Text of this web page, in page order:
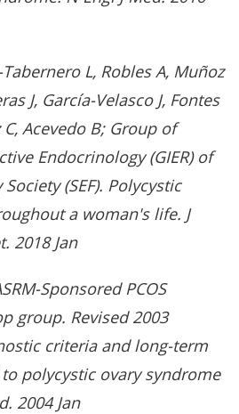
L, Robles A, Muñoz
J, García-Velasco J, Fontes
C, Acevedo B; Group of
Endocrinology (GIER) of
(SEF). Polycystic
a woman's life. J
2018 Jan
Sponsored PCOS
group. Revised 2003
criteria and long-term
polycystic ovary syndrome
2004 Jan